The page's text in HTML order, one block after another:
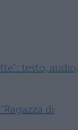
testo, audio,
di